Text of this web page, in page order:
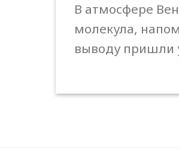
В атмосфере
молекула,
выводу пришли